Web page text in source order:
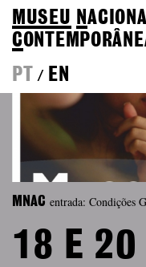
MUSEU N
C
PT
/ EN
MNAC entrada: Condições
18 E 20